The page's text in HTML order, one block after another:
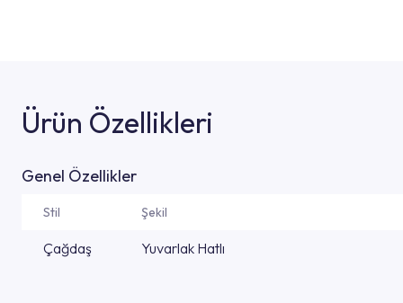
Ürün Özellikleri
Genel Özellikler
Stil Şekil
Çağdaş Yuvarlak Hatlı